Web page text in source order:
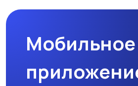
Столы и стулья
Мобильное